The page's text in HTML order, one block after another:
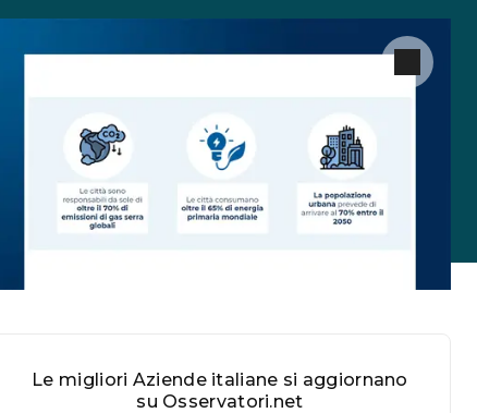
Le migliori Aziende italiane si aggiornano
su Osservatori.net